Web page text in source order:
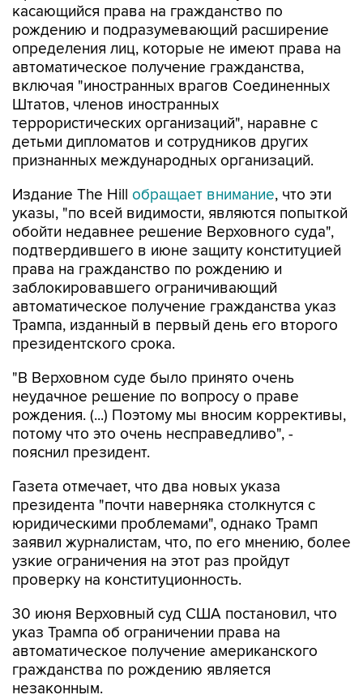
касающийся права на гражданство по
рождению и подразумевающий расширение
определения лиц, которые не имеют права на
автоматическое получение гражданства,
включая "иностранных врагов Соединенных
Штатов, членов иностранных
террористических организаций", наравне с
детьми дипломатов и сотрудников других
признанных международных организаций.
Издание The Hill обращает внимание, что эти
указы, "по всей видимости, являются попыткой
обойти недавнее решение Верховного суда",
подтвердившего в июне защиту конституцией
права на гражданство по рождению и
заблокировавшего ограничивающий
автоматическое получение гражданства указ
Трампа, изданный в первый день его второго
президентского срока.
"В Верховном суде было принято очень
неудачное решение по вопросу о праве
рождения. (...) Поэтому мы вносим коррективы,
потому что это очень несправедливо", -
пояснил президент.
Газета отмечает, что два новых указа
президента "почти наверняка столкнутся с
юридическими проблемами", однако Трамп
заявил журналистам, что, по его мнению, более
узкие ограничения на этот раз пройдут
проверку на конституционность.
30 июня Верховный суд США постановил, что
указ Трампа об ограничении права на
автоматическое получение американского
гражданства по рождению является
незаконным.